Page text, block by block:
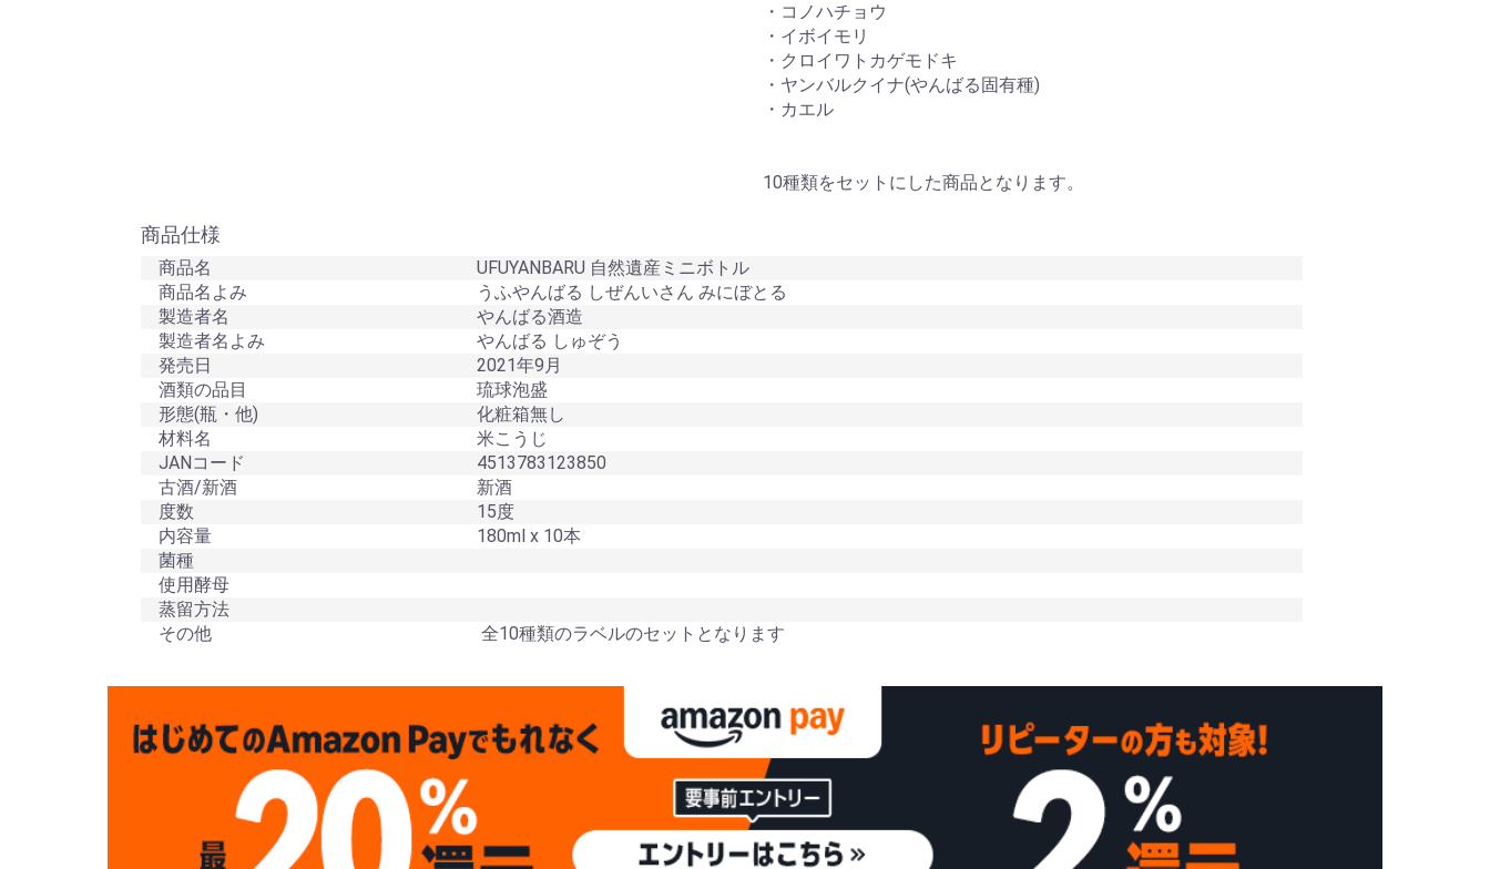
・コノハチョウ
・イボイモリ
・クロイワトカゲモドキ
・ヤンバルクイナ(やんばる固有種)
・カエル
10種類をセットにした商品となります。
商品仕様
商品名
UFUYANBARU 自然遺産ミニボトル
商品名よみ
うふやんばる しぜんいさん みにぼとる
製造者名
やんばる酒造
製造者名よみ
やんばる しゅぞう
発売日
2021年9月
酒類の品目
琉球泡盛
形態(瓶・他)
化粧箱無し
材料名
米こうじ
JANコード
4513783123850
古酒/新酒
新酒
度数
15度
内容量
180ml x 10本
菌種
使用酵母
蒸留方法
その他
全10種類のラベルのセットとなります